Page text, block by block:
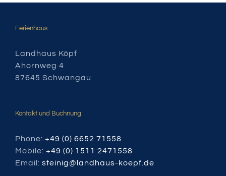
Ferienhaus
Landhaus Köpf
Ahornweg 4
87645 Schwangau
Kontakt und Buchnung
Phone: +49 (0) 6652 71558
Mobile: +49 (0) 1511 2471558
Email: steinig@landhaus-koepf.de